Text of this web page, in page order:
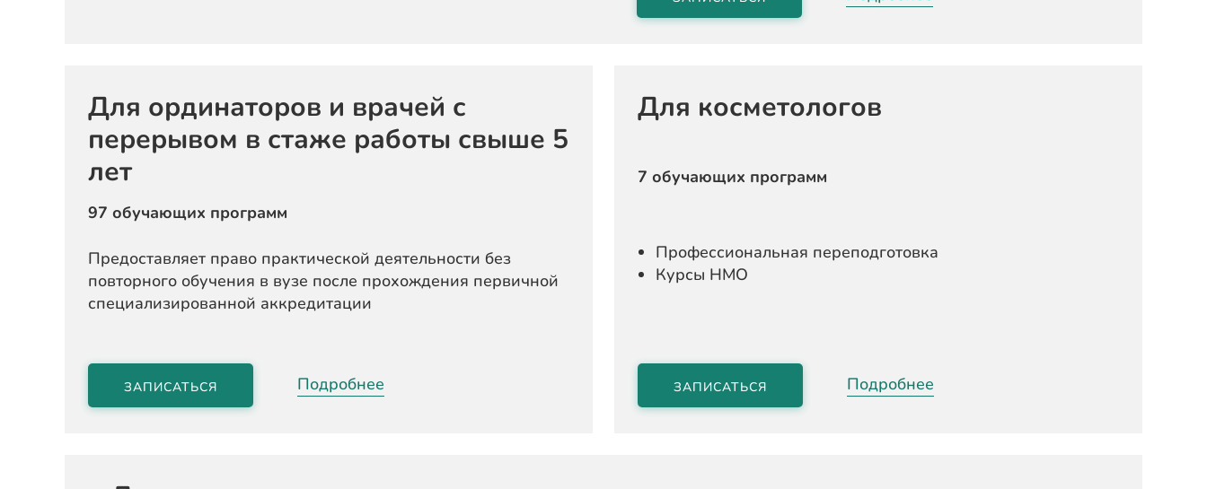
Для ординаторов и врачей с
перерывом в стаже работы свыше 5
лет
97 обучающих программ
Предоставляет право практической деятельности без
повторного обучения в вузе после прохождения первичной
специализированной аккредитации
ЗАПИСАТЬСЯ Подробнее
Для косметологов
7 обучающих программ
Профессиональная переподготовка
Курсы НМО
ЗАПИСАТЬСЯ Подробнее